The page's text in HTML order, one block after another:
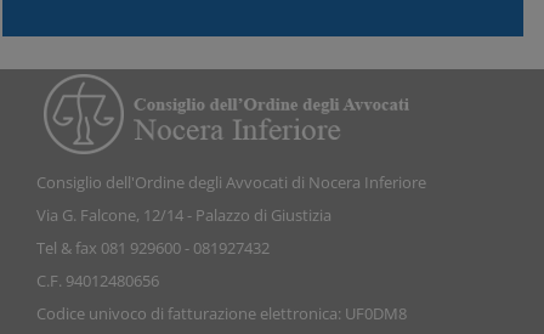
Consiglio dell'Ordine degli Avvocati di Nocera Inferiore
Via G. Falcone, 12/14 - Palazzo di Giustizia
Tel & fax 081 929600 - 081927432
C.F. 94012480656
Codice univoco di fatturazione elettronica: UF0DM8